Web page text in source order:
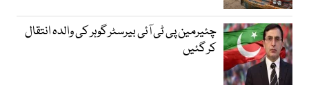
چئیرمین پی ٹی آئی بیرسٹر گوہر کی والدہ انتقال
کر گئیں